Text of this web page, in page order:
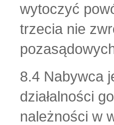
wytoczyć
trzecia nie
8.4 Nabywca
działalności
należności w